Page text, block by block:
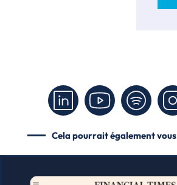
Cela pourrait également